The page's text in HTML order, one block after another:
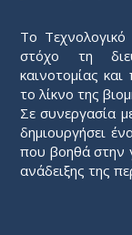
Το
στόχο τη
καινοτομίας
το λίκνο της
Σε συνεργασία
δημιουργήσει
που βοηθά στην
ανάδειξης της